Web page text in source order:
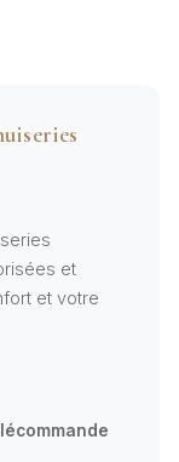
et
et votre